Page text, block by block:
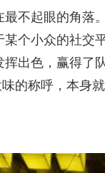
不起眼的角落
个小众的社交
出色，赢得了
味的称呼，本身